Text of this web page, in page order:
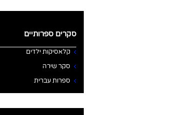
סקרים ספרותיים
קלאסיקות ילדים
סקר שירה
ספרות עברית